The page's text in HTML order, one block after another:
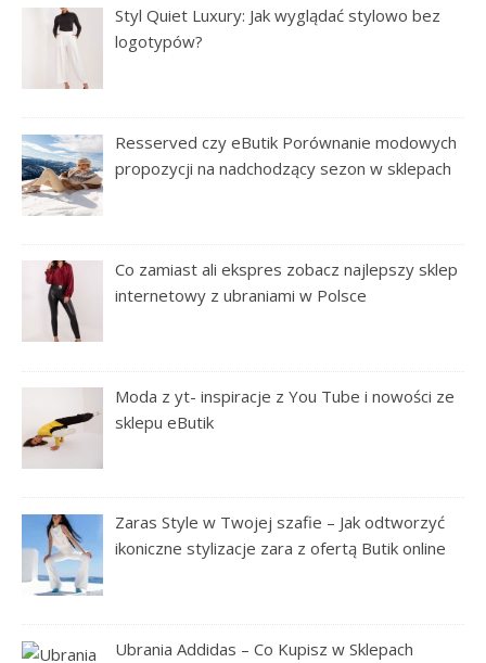
Styl Quiet Luxury: Jak wyglądać stylowo bez
logotypów?
Resserved czy eButik Porównanie modowych
propozycji na nadchodzący sezon w sklepach
Co zamiast ali ekspres zobacz najlepszy sklep
internetowy z ubraniami w Polsce
Moda z yt- inspiracje z You Tube i nowości ze
sklepu eButik
Zaras Style w Twojej szafie – Jak odtworzyć
ikoniczne stylizacje zara z ofertą Butik online
Ubrania Addidas – Co Kupisz w Sklepach